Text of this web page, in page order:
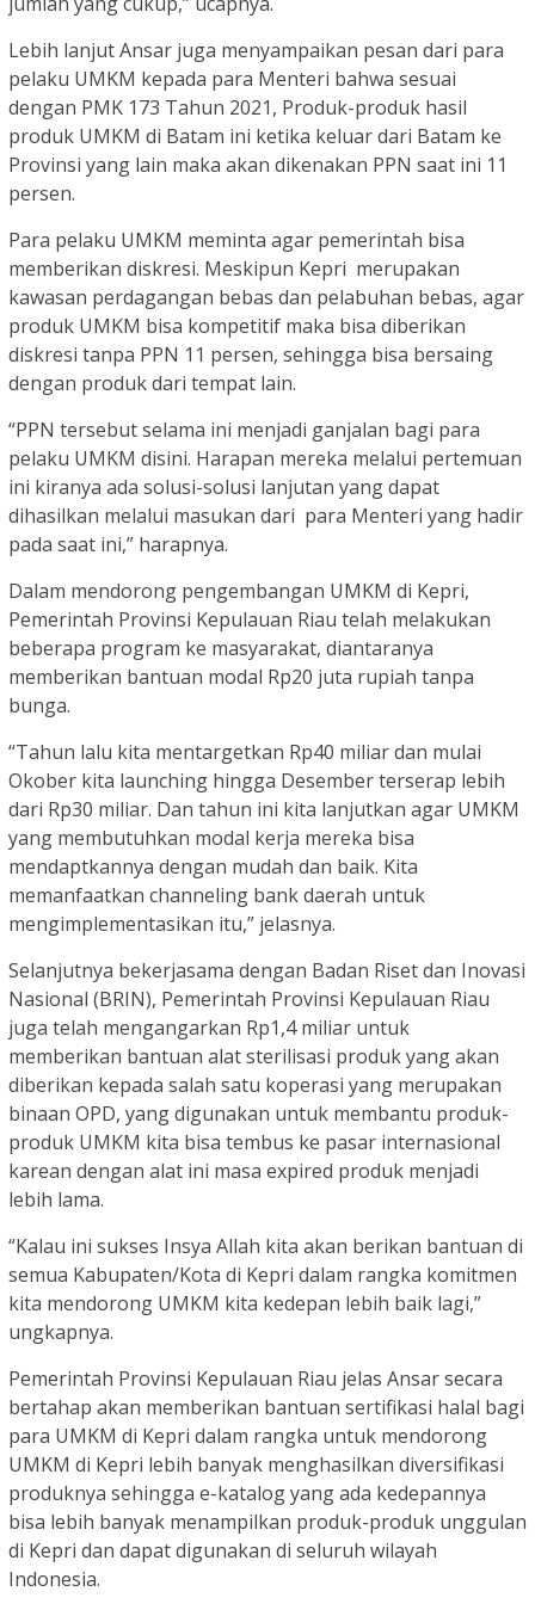
Lebih lanjut Ansar juga menyampaikan pesan dari para
pelaku UMKM kepada para Menteri bahwa sesuai
dengan PMK 173 Tahun 2021, Produk-produk hasil
produk UMKM di Batam ini ketika keluar dari Batam ke
Provinsi yang lain maka akan dikenakan PPN saat ini 11
persen.
Para pelaku UMKM meminta agar pemerintah bisa
memberikan diskresi. Meskipun Kepri merupakan
kawasan perdagangan bebas dan pelabuhan bebas, agar
produk UMKM bisa kompetitif maka bisa diberikan
diskresi tanpa PPN 11 persen, sehingga bisa bersaing
dengan produk dari tempat lain.
“PPN tersebut selama ini menjadi ganjalan bagi para
pelaku UMKM disini. Harapan mereka melalui pertemuan
ini kiranya ada solusi-solusi lanjutan yang dapat
dihasilkan melalui masukan dari para Menteri yang hadir
pada saat ini,” harapnya.
Dalam mendorong pengembangan UMKM di Kepri,
Pemerintah Provinsi Kepulauan Riau telah melakukan
beberapa program ke masyarakat, diantaranya
memberikan bantuan modal Rp20 juta rupiah tanpa
bunga.
“Tahun lalu kita mentargetkan Rp40 miliar dan mulai
Okober kita launching hingga Desember terserap lebih
dari Rp30 miliar. Dan tahun ini kita lanjutkan agar UMKM
yang membutuhkan modal kerja mereka bisa
mendaptkannya dengan mudah dan baik. Kita
memanfaatkan channeling bank daerah untuk
mengimplementasikan itu,” jelasnya.
Selanjutnya bekerjasama dengan Badan Riset dan Inovasi
Nasional (BRIN), Pemerintah Provinsi Kepulauan Riau
juga telah mengangarkan Rp1,4 miliar untuk
memberikan bantuan alat sterilisasi produk yang akan
diberikan kepada salah satu koperasi yang merupakan
binaan OPD, yang digunakan untuk membantu produk-
produk UMKM kita bisa tembus ke pasar internasional
karean dengan alat ini masa expired produk menjadi
lebih lama.
“Kalau ini sukses Insya Allah kita akan berikan bantuan di
semua Kabupaten/Kota di Kepri dalam rangka komitmen
kita mendorong UMKM kita kedepan lebih baik lagi,”
ungkapnya.
Pemerintah Provinsi Kepulauan Riau jelas Ansar secara
bertahap akan memberikan bantuan sertifikasi halal bagi
para UMKM di Kepri dalam rangka untuk mendorong
UMKM di Kepri lebih banyak menghasilkan diversifikasi
produknya sehingga e-katalog yang ada kedepannya
bisa lebih banyak menampilkan produk-produk unggulan
di Kepri dan dapat digunakan di seluruh wilayah
Indonesia.